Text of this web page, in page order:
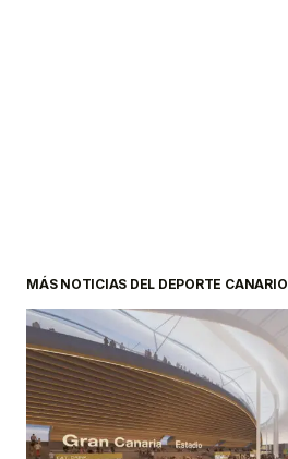
MÁS NOTICIAS DEL DEPORTE CANARIO